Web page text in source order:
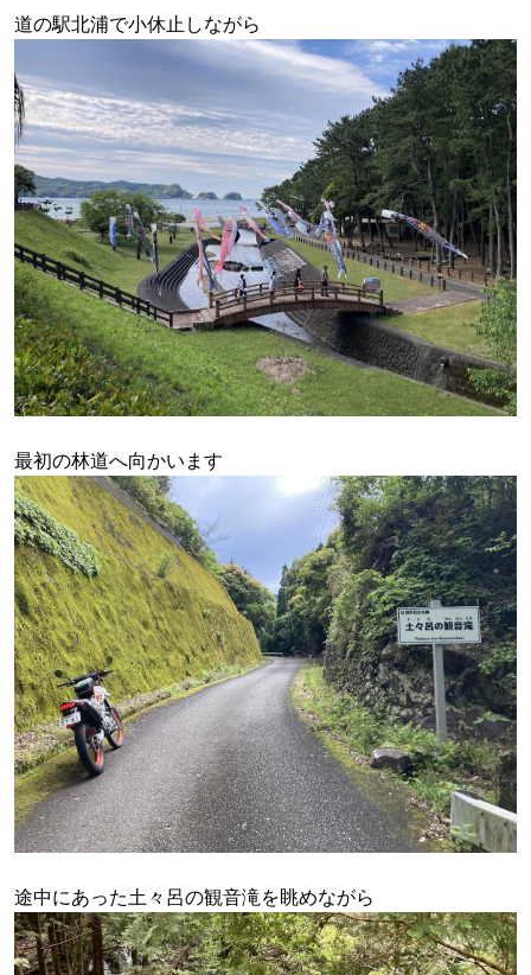
道の駅北浦で小休止しながら
最初の林道へ向かいます
途中にあった土々呂の観音滝を眺めながら